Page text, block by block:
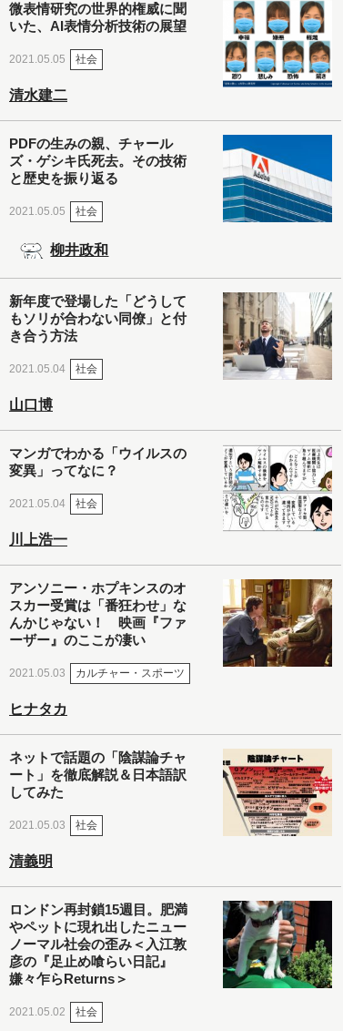
微表情研究の世界的権威に聞
いた、AI表情分析技術の展望
2021.05.05 社会
清水建二
PDFの生みの親、チャール
ズ・ゲシキ氏死去。その技術
と歴史を振り返る
2021.05.05 社会
柳井政和
新年度で登場した「どうして
もソリが合わない同僚」と付
き合う方法
2021.05.04 社会
山口博
マンガでわかる「ウイルスの
変異」ってなに？
2021.05.04 社会
川上浩一
アンソニー・ホプキンスのオ
スカー受賞は「番狂わせ」な
んかじゃない！ 映画『ファ
ーザー』のここが凄い
2021.05.03 カルチャー・スポーツ
ヒナタカ
ネットで話題の「陰謀論チャ
ート」を徹底解説＆日本語訳
してみた
2021.05.03 社会
清義明
ロンドン再封鎖15週目。肥満
やペットに現れ出したニュー
ノーマル社会の歪み＜入江敦
彦の『足止め喰らい日記』
嫌々乍らReturns＞
2021.05.02 社会